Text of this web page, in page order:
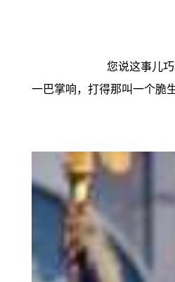
您说这事儿
一巴掌响，打得那叫一个脆